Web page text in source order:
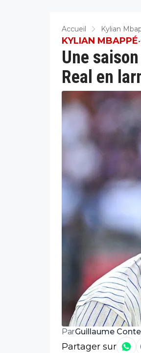
Accueil Kylian
Une
Real en
KYLIAN MBAPPÉ•
ParGuillaume Conte
Partager sur